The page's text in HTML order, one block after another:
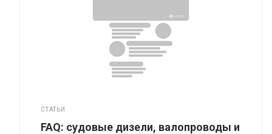
СТАТЬИ
FAQ: судовые дизели, валопроводы и